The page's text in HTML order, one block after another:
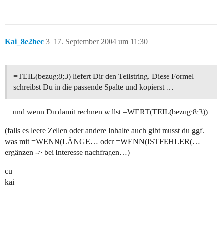
Kai_8e2bec 17. September 2004 um 11:30
3
=TEIL(bezug;8;3) liefert Dir den Teilstring. Diese Formel
schreibst Du in die passende Spalte und kopierst …
…und wenn Du damit rechnen willst =WERT(TEIL(bezug;8;3))
(falls es leere Zellen oder andere Inhalte auch gibt musst du ggf.
was mit =WENN(LÄNGE… oder =WENN(ISTFEHLER(…
ergänzen -> bei Interesse nachfragen…)
cu
kai